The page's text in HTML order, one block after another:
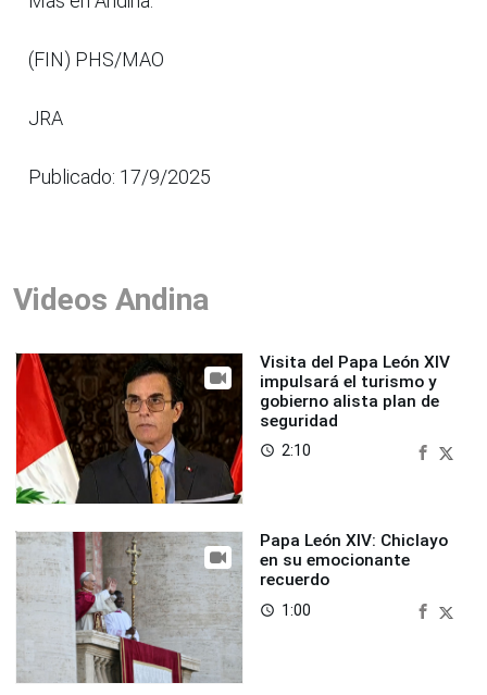
(FIN) PHS/MAO
JRA
Publicado: 17/9/2025
Videos Andina
Visita del Papa León XIV
impulsará el turismo y
gobierno alista plan de
seguridad
access_time 2:10
Papa León XIV: Chiclayo
en su emocionante
recuerdo
access_time 1:00